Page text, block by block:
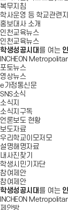
복무지침
학사운영 등 학교관련
홍보대사 소개
인천교육뉴스
인천교육뉴스
학생성공시대 를 여는
INCHEON
포토뉴스
영상뉴스
e가정통신문
SNS소식
소식지
소식지구독
언론보도 현황
보도자료
우리학교이모저모
설명해명자료
내사진찾기
학생시민기자단
참여제안
참여제안
학생성공시대 를 여는
INCHEON
제안방